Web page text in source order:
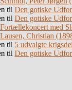
til Den gotiske
til Den gotiske
Fortællekoncert med
Lausen, Christian
til 5 udvalgte
til Den gotiske